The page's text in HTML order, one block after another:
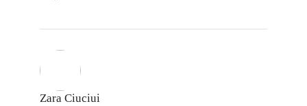
Zara Ciuciui